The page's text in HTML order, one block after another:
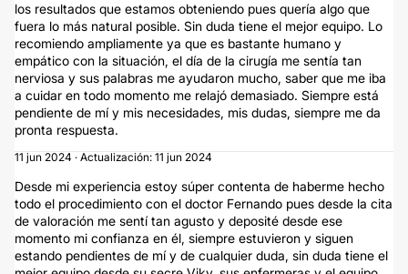
los resultados que estamos obteniendo pues quería algo que
fuera lo más natural posible. Sin duda tiene el mejor equipo. Lo
recomiendo ampliamente ya que es bastante humano y
empático con la situación, el día de la cirugía me sentía tan
nerviosa y sus palabras me ayudaron mucho, saber que me iba
a cuidar en todo momento me relajó demasiado. Siempre está
pendiente de mí y mis necesidades, mis dudas, siempre me da
pronta respuesta.
11 jun 2024 · Actualización: 11 jun 2024
Desde mi experiencia estoy súper contenta de haberme hecho
todo el procedimiento con el doctor Fernando pues desde la cita
de valoración me sentí tan agusto y deposité desde ese
momento mi confianza en él, siempre estuvieron y siguen
estando pendientes de mí y de cualquier duda, sin duda tiene el